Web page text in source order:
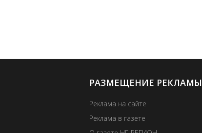
РАЗМЕЩЕНИЕ РЕКЛАМЫ
Реклама на сайте
Реклама в газете